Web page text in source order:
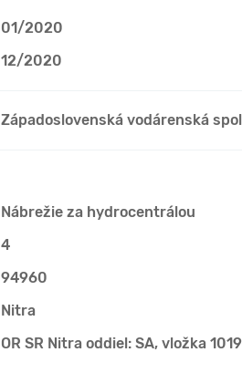
01/2020
12/2020
Západoslovenská vodárenská
Nábrežie za hydrocentrálou
4
94960
Nitra
OR SR Nitra oddiel: SA, vložka